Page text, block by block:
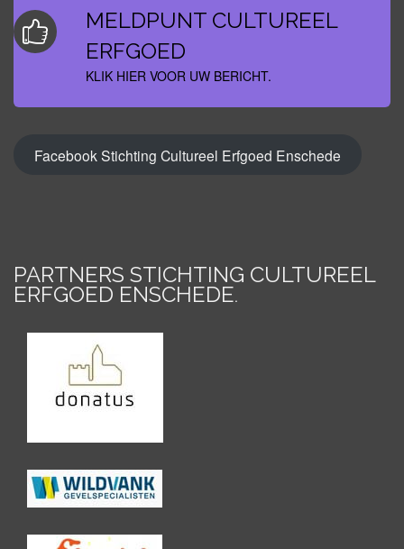
MELDPUNT CULTUREEL
ERFGOED
KLIK HIER VOOR UW BERICHT.
Facebook Stichting Cultureel Erfgoed Enschede
PARTNERS STICHTING CULTUREEL
ERFGOED ENSCHEDE.